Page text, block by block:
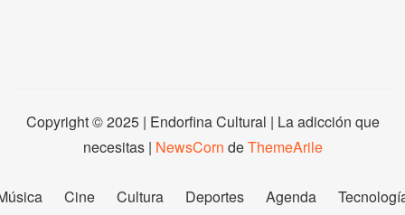
Copyright © 2025 | Endorfina Cultural | La adicción que
necesitas | NewsCorn deThemeArile
Cine Cultura Deportes Agenda